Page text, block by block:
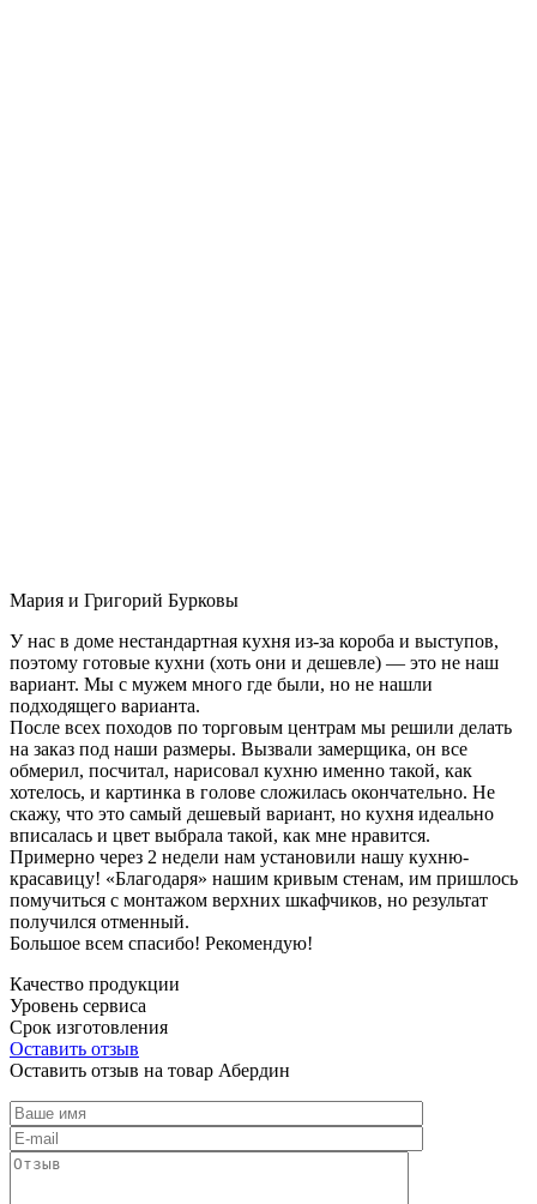
Мария и Григорий Бурковы
У нас в доме нестандартная кухня из-за короба и выступов,
поэтому готовые кухни (хоть они и дешевле) — это не наш
вариант. Мы с мужем много где были, но не нашли
подходящего варианта.
После всех походов по торговым центрам мы решили делать
на заказ под наши размеры. Вызвали замерщика, он все
обмерил, посчитал, нарисовал кухню именно такой, как
хотелось, и картинка в голове сложилась окончательно. Не
скажу, что это самый дешевый вариант, но кухня идеально
вписалась и цвет выбрала такой, как мне нравится.
Примерно через 2 недели нам установили нашу кухню-
красавицу! «Благодаря» нашим кривым стенам, им пришлось
помучиться с монтажом верхних шкафчиков, но результат
получился отменный.
Большое всем спасибо! Рекомендую!
Качество продукции
Уровень сервиса
Срок изготовления
Оставить отзыв
Оставить отзыв на товар Абердин